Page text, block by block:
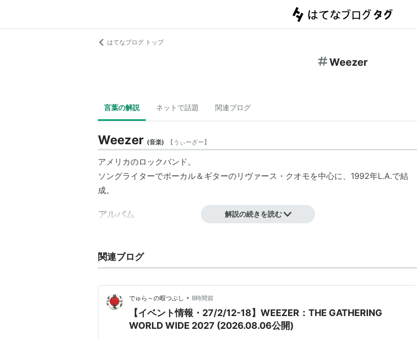
はてなブログ トップ
Weezer
言葉の解説 ネットで話題 関連ブログ
Weezer (音楽) 【 うぃーざー】
アメリカのロックバンド。
ソングライターでボーカル＆ギターのリヴァース・クオモを中心に、1992年L.A.で結
成。
アルバム
日本盤→
日本盤→
ASIN:B0002ZEUFE ASIN:B00005B7U6
Weezer
2001年5月リリース。a.k.a."Green Album"。日本盤は『ザ・グリーン・アルバ
解説の続きを読む
関連ブログ
でゅら～の暇つぶし • 8時間前
【イベント情報・27/2/12-18】WEEZER：THE GATHERING
WORLD WIDE 2027 (2026.08.06公開)